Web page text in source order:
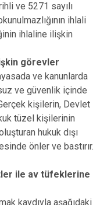
ve 5271 sayılı
ihlali
ihlaline ilişkin
görevler
ve kanunlarda
ve güvenlik içinde
kişilerin, Devlet
tüzel kişilerinin
hukuk dışı
önler ve bastırır.
ile av tüfeklerine
kaydıyla aşağıdaki